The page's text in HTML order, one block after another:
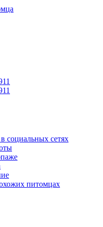
социальных сетях
питомцах